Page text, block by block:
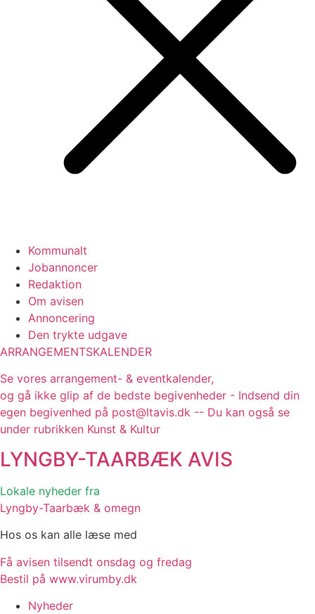
Kommunalt
Jobannoncer
Redaktion
Om avisen
Annoncering
Den trykte udgave
ARRANGEMENTSKALENDER
Se vores arrangement- & eventkalender,
og gå ikke glip af de bedste begivenheder - Indsend din
egen begivenhed på post@ltavis.dk -- Du kan også se
under rubrikken Kunst & Kultur
LYNGBY-TAARBÆK AVIS
Lokale nyheder fra
Lyngby-Taarbæk & omegn
Hos os kan alle læse med
Få avisen tilsendt onsdag og fredag
Bestil på www.virumby.dk
Nyheder